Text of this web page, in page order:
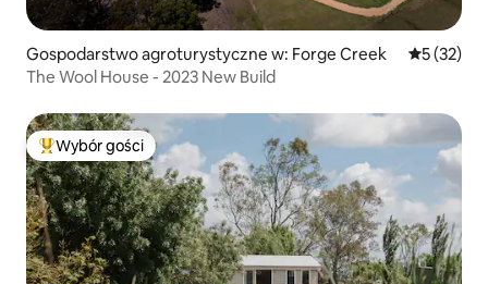
Gospodarstwo agroturystyczne w: Forge Creek Średnia
5 (32)
The Wool House - 2023 New Build
Najpopularniejsze z kategorii Wybór gości
Wybór gości